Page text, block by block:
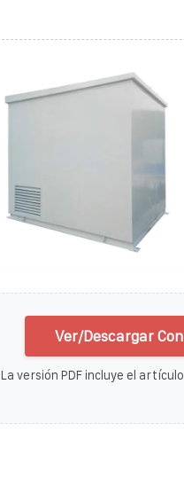
Ver/Descargar
La versión PDF incluye el